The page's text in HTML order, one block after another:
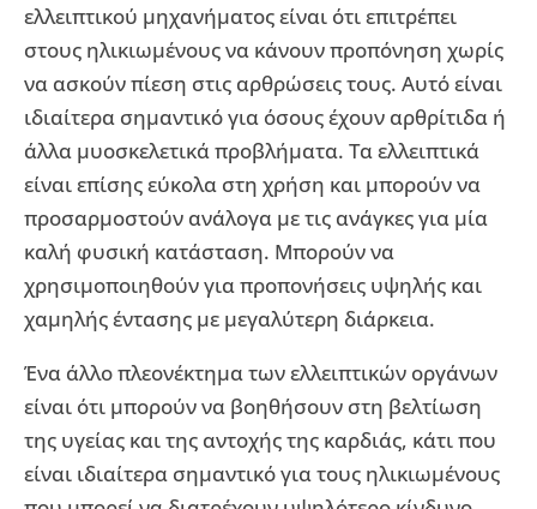
ελλειπτικού μηχανήματος είναι ότι επιτρέπει
στους ηλικιωμένους να κάνουν προπόνηση χωρίς
να ασκούν πίεση στις αρθρώσεις τους. Αυτό είναι
ιδιαίτερα σημαντικό για όσους έχουν αρθρίτιδα ή
άλλα μυοσκελετικά προβλήματα. Τα ελλειπτικά
είναι επίσης εύκολα στη χρήση και μπορούν να
προσαρμοστούν ανάλογα με τις ανάγκες για μία
καλή φυσική κατάσταση. Μπορούν να
χρησιμοποιηθούν για προπονήσεις υψηλής και
χαμηλής έντασης με μεγαλύτερη διάρκεια.
Ένα άλλο πλεονέκτημα των ελλειπτικών οργάνων
είναι ότι μπορούν να βοηθήσουν στη βελτίωση
της υγείας και της αντοχής της καρδιάς, κάτι που
είναι ιδιαίτερα σημαντικό για τους ηλικιωμένους